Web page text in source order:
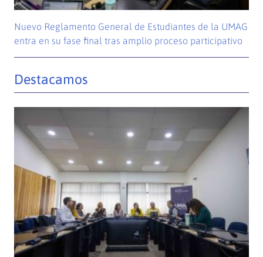
Nuevo Reglamento General de Estudiantes de la UMAG
entra en su fase final tras amplio proceso participativo
Destacamos